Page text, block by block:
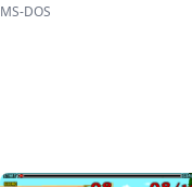
MS-DOS